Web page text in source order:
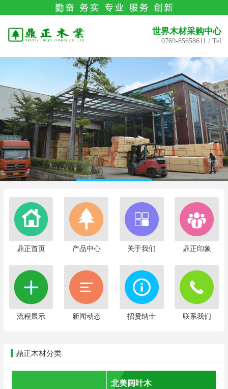
世界木材采购中心
0769-85658611 / Tel
鼎正首页 产品中心 关于我们 鼎正印象
流程展示 新闻动态 招贤纳士 联系我们
鼎正木材分类
北美阔叶木